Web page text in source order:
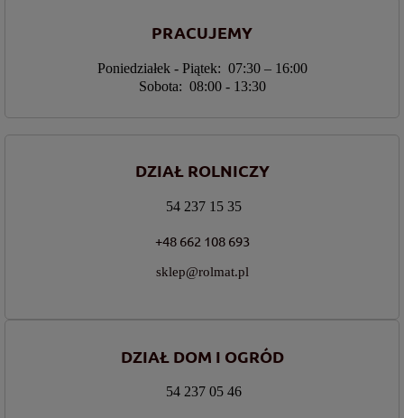
PRACUJEMY
Poniedziałek - Piątek: 07:30 – 16:00
Sobota: 08:00 - 13:30
DZIAŁ ROLNICZY
54 237 15 35
+48 662 108 693
sklep@rolmat.pl
DZIAŁ DOM I OGRÓD
54 237 05 46